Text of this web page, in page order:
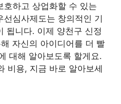
하고 상업화할 수 있는
심사제도는 창의적인 기
됩니다. 이제 양천구 신정
자신의 아이디어를 더 빨
대해 알아보도록 할게요.
비용, 지금 바로 알아보세